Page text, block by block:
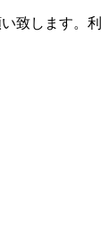
致します。利